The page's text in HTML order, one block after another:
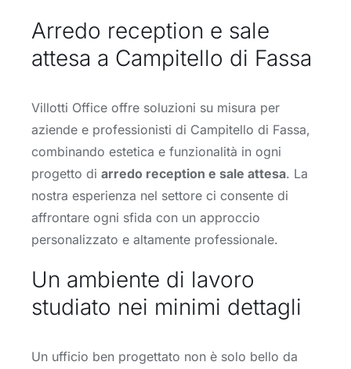
Arredo reception e sale
attesa a Campitello di Fassa
Villotti Office offre soluzioni su misura per
aziende e professionisti di Campitello di Fassa,
combinando estetica e funzionalità in ogni
progetto di arredo reception e sale attesa. La
nostra esperienza nel settore ci consente di
affrontare ogni sfida con un approccio
personalizzato e altamente professionale.
Un ambiente di lavoro
studiato nei minimi dettagli
Un ufficio ben progettato non è solo bello da